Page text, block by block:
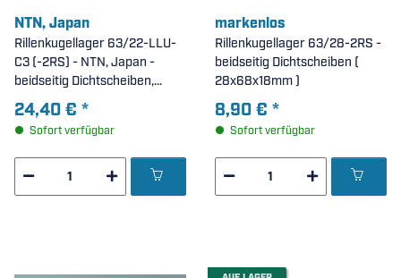
NTN, Japan
Rillenkugellager 63/22-LLU-
C3 (-2RS) - NTN, Japan -
beidseitig Dichtscheiben,
erhöhte radiale Lagerluft C3 (
22x56x16mm )
24,40 € *
Sofort verfügbar
markenlos
Rillenkugellager 63/28-2RS -
beidseitig Dichtscheiben (
28x68x18mm )
8,90 € *
Sofort verfügbar